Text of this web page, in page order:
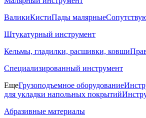
ВаликиКистиПады малярные
Штукатурный инструмент
Кельмы, гладилки, расшивки, ковши
Специализированный инструмент
ЕщеГрузоподъемное оборудование
для укладки напольных покрытий
Абразивные материалы